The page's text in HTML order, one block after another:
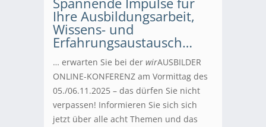
Ihre Ausbildungsarbeit,
Wissens- und
Erfahrungsaustausch…
… erwarten Sie bei der wirAUSBILDER
ONLINE-KONFERENZ am Vormittag des
05./06.11.2025 – das dürfen Sie nicht
verpassen! Informieren Sie sich sich
jetzt über alle acht Themen und das